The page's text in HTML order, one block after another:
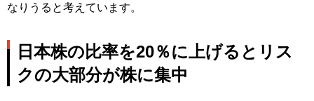
なりうると考えています。
日本株の比率を20％に上げるとリス
クの大部分が株に集中